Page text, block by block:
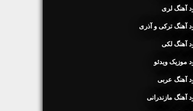
آهنگ لری
آهنگ ترکی و آذری
آهنگ لکی
موزیک ویدئو
آهنگ عربی
آهنگ مازندرانی